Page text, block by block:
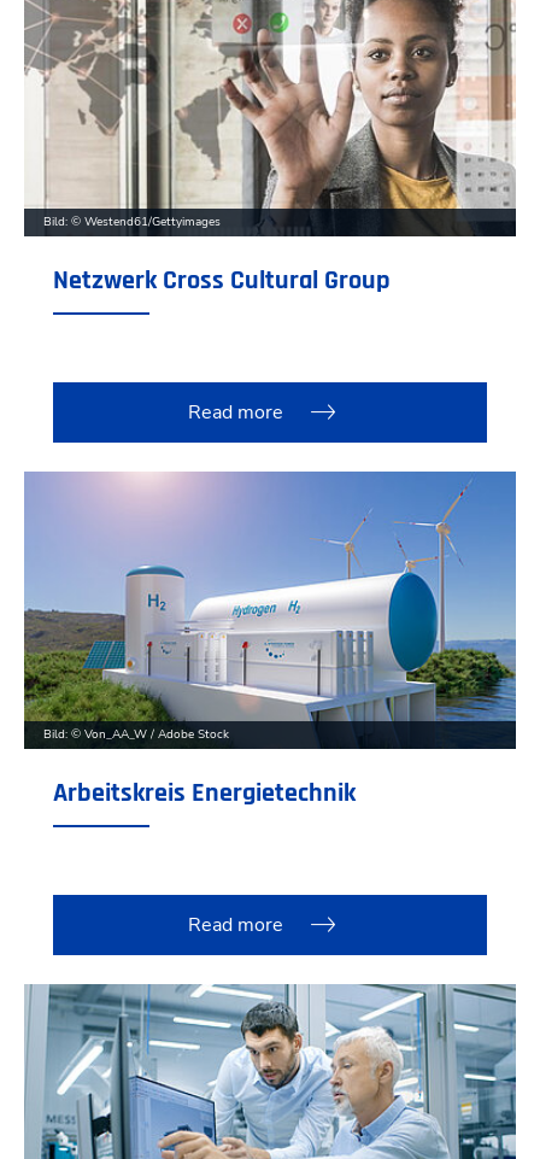
Bild: © Westend61/Gettyimages
Netzwerk Cross Cultural Group
Read more
Bild: © Von_AA_W / Adobe Stock
Arbeitskreis Energietechnik
Read more